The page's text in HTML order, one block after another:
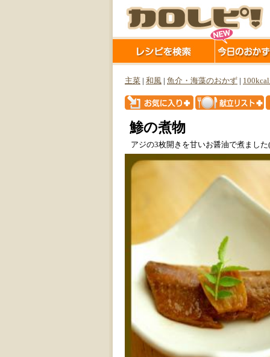
主菜 和風 魚介・海藻のおかず
鯵の煮物
アジの3枚開きを甘いお醤油で煮まし